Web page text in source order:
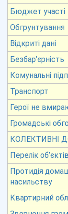
Бюджет участі
Обгрунтування
Відкриті дані
Безбар’єрність
Комунальні
Транспорт
Герої не
Громадські
КОЛЕКТИВНІ
Перелік
Протидія
насильству
Квартирний